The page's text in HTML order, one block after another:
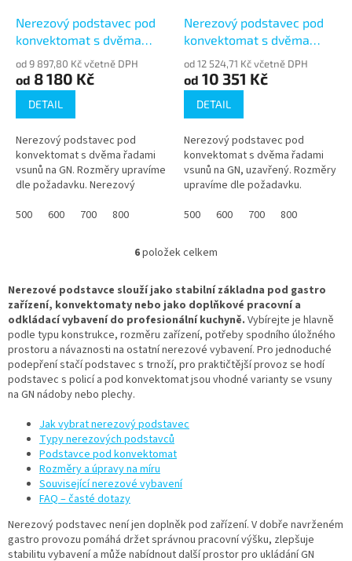
Nerezový podstavec pod
konvektomat s dvěma
řadami vsunů (KPKV)
od 9 897,80 Kč včetně DPH
od 8 180 Kč
DETAIL
Nerezový podstavec pod
konvektomat s dvěma řadami
vsunů na GN. Rozměry upravíme
dle požadavku. Nerezový
KPKV se dvěma řadami vsunů
500 600 700 800
Nerezový podstavec pod
konvektomat s dvěma
řadami vsunů, uzavřený
(KPKVU)
od 12 524,71 Kč včetně DPH
od 10 351 Kč
DETAIL
Nerezový podstavec pod
konvektomat s dvěma řadami
vsunů na GN, uzavřený. Rozměry
upravíme dle požadavku.
pod konvektomat KPKVU se
500 600 700 800
O
l
á
d
a
c
í
p
k
v
p
u
6položek celkem
Nerezové podstavce slouží jako stabilní základna pod gastro
zařízení, konvektomaty nebo jako doplňkové pracovní a
odkládací vybavení do profesionální kuchyně. Vybírejte je hlavně
podle typu konstrukce, rozměru zařízení, potřeby spodního úložného
prostoru a návaznosti na ostatní nerezové vybavení. Pro jednoduché
podepření stačí podstavec s trnoží, pro praktičtější provoz se hodí
podstavec s policí a pod konvektomat jsou vhodné varianty se vsuny
na GN nádoby nebo plechy.
Jak vybrat nerezový podstavec
Typy nerezových podstavců
Podstavce pod konvektomat
Rozměry a úpravy na míru
Související nerezové vybavení
FAQ – časté dotazy
Nerezový podstavec není jen doplněk pod zařízení. V dobře navrženém
gastro provozu pomáhá držet správnou pracovní výšku, zlepšuje
stabilitu vybavení a může nabídnout další prostor pro ukládání GN